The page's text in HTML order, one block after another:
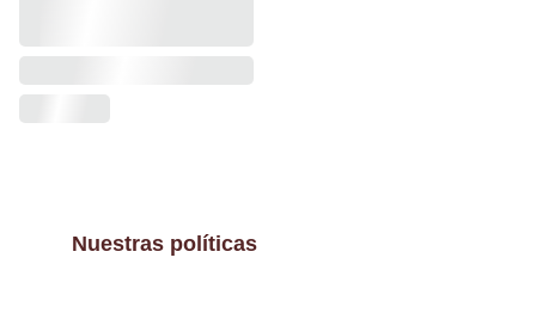
Nuestras políticas